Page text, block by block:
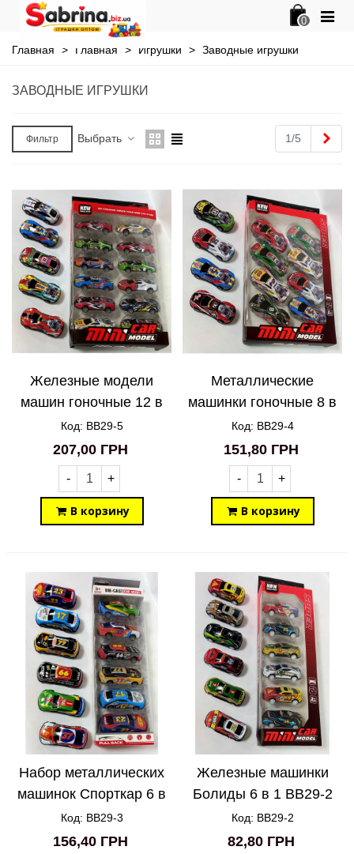
0
Главная > Главная > Игрушки > Заводные игрушки
ЗАВОДНЫЕ ИГРУШКИ
Фильтр Выбрать 1/5
Железные модели
машин гоночные 12 в
1 BB29-5
Код: BB29-5
207,00 ГРН
- +
В корзину
Металлические
машинки гоночные 8 в
1 BB29-4
Код: BB29-4
151,80 ГРН
- +
В корзину
Набор металлических
машинок Спорткар 6 в
1 BB29-3
Код: BB29-3
156,40 ГРН
Железные машинки
Болиды 6 в 1 BB29-2
Код: BB29-2
82,80 ГРН